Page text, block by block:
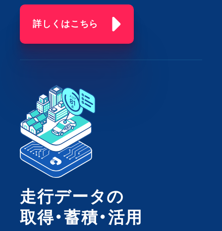
詳しくはこちら
走行データの
取得・蓄積・活用